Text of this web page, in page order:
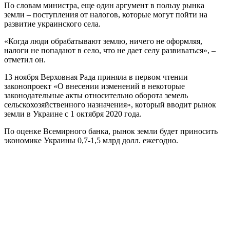
По словам министра, еще один аргумент в пользу рынка
земли – поступления от налогов, которые могут пойти на
развитие украинского села.
«Когда люди обрабатывают землю, ничего не оформляя,
налоги не попадают в село, что не дает селу развиваться», –
отметил он.
13 ноября Верховная Рада приняла в первом чтении
законопроект «О внесении изменений в некоторые
законодательные акты относительно оборота земель
сельскохозяйственного назначения», который вводит рынок
земли в Украине с 1 октября 2020 года.
По оценке Всемирного банка, рынок земли будет приносить
экономике Украины 0,7-1,5 млрд долл. ежегодно.